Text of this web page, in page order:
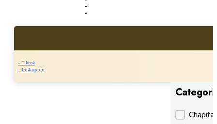
– Tiktok
– Instagram